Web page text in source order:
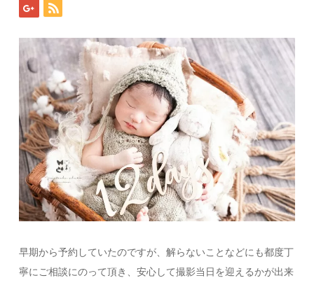
早期から予約していたのですが、解らないことなどにも都度丁
寧にご相談にのって頂き、安心して撮影当日を迎えるかが出来